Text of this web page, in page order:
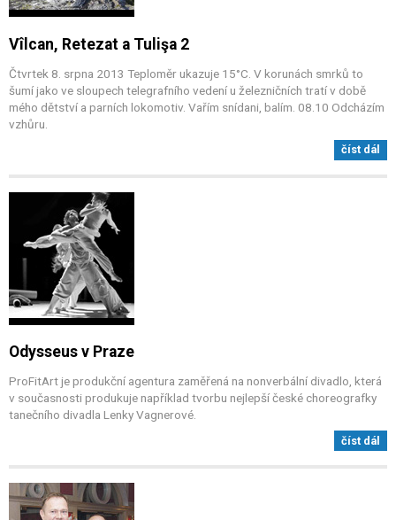
Vîlcan, Retezat a Tulişa 2
Čtvrtek 8. srpna 2013 Teploměr ukazuje 15°C. V korunách smrků to
šumí jako ve sloupech telegrafního vedení u železničních tratí v době
mého dětství a parních lokomotiv. Vařím snídani, balím. 08.10 Odcházím
vzhůru.
číst dál
Odysseus v Praze
ProFitArt je produkční agentura zaměřená na nonverbální divadlo, která
v současnosti produkuje například tvorbu nejlepší české choreografky
tanečního divadla Lenky Vagnerové.
číst dál